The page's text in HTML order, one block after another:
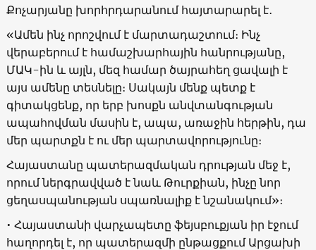
Քոչարյանը խորհրդարանում հայտարարել է․
«Ամեն ինչ որոշվում է մարտադաշտում։ Ինչ
վերաբերում է համաշխարհային հանրությանը,
ՄԱԿ-ին և այլն, մեզ համար ծայրահեղ ցավալի է
այս ամենը տեսնելը։ Սակայն մենք պետք է
գիտակցենք, որ երբ խոսքն անվտանգության
ապահովման մասին է, ապա, առաջին հերթին, դա
մեր պարտքն է ու մեր պարտավորությունը։
Հայաստանը պատերազմական դրության մեջ է,
որում ներգրավված է նաև Թուրքիան, ինչը նոր
ցեղասպանության սպառնալիք է նշանակում»։
• Հայաստանի վարչապետը ֆեյսբուքյան իր էջում
հաղորդել է, որ պատերազմի ընթացքում Արցախի